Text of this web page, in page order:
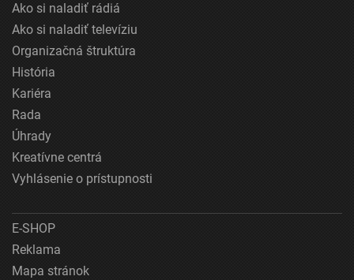
Ako si naladiť rádiá
Ako si naladiť televíziu
Organizačná štruktúra
História
Kariéra
Rada
Úhrady
Kreatívne centrá
Vyhlásenie o prístupnosti
E-SHOP
Reklama
Mapa stránok